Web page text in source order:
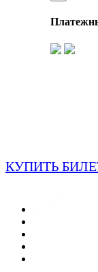
КУПИТЬ